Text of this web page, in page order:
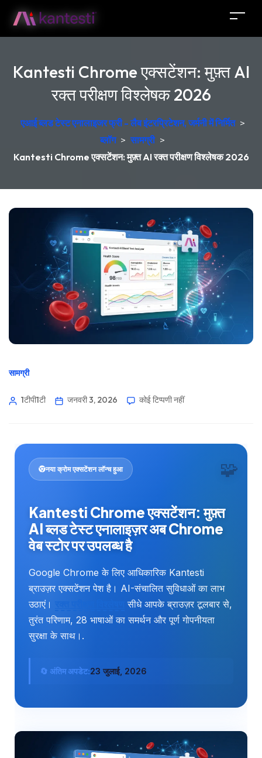
Kantesti Chrome एक्सटेंशन: मुफ़्त AI
रक्त परीक्षण विश्लेषक 2026
एआई ब्लड टेस्ट एनालाइजर फ्री - लैब इंटरप्रिटेशन, जर्मनी में निर्मित >
ब्लॉग > सामग्री >
Kantesti Chrome एक्सटेंशन: मुफ़्त AI रक्त परीक्षण विश्लेषक 2026
सामग्री
1टीपी1टी जनवरी 3, 2026 कोई टिप्पणी नहीं
🧩
नया क्रोम एक्सटेंशन लॉन्च हुआ
Kantesti Chrome एक्सटेंशन: मुफ़्त
AI ब्लड टेस्ट एनालाइज़र अब Chrome
वेब स्टोर पर उपलब्ध है
Google Chrome के लिए आधिकारिक Kantesti
ब्राउज़र एक्सटेंशन पेश है। AI-संचालित सुविधाओं का लाभ
उठाएं।
सीधे आपके ब्राउज़र टूलबार से,
तुरंत परिणाम, 28 भाषाओं का समर्थन और पूर्ण गोपनीयता
सुरक्षा के साथ।.
🔄 अंतिम अपडेट:23 जुलाई, 2026